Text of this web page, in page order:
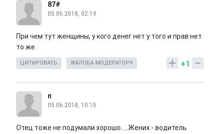
87#
05.06.2018, 02:19
При чем тут женщины, у кого денег нет у того и прав нет
то же.
+1
ЦИТИРОВАТЬ ЖАЛОБА МОДЕРАТОРУ
п
05.06.2018, 10:15
Отец тоже не подумали хорошо.....Жених - водитель